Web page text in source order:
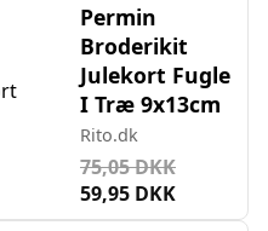
Permin
Broderikit
Julekort Fugle
I Træ 9x13cm
Rito.dk
75,05 DKK
59,95 DKK